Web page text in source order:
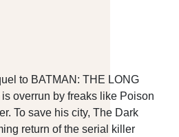
to BATMAN: THE LONG
overrun by freaks like Poison
To save his city, The Dark
return of the serial killer